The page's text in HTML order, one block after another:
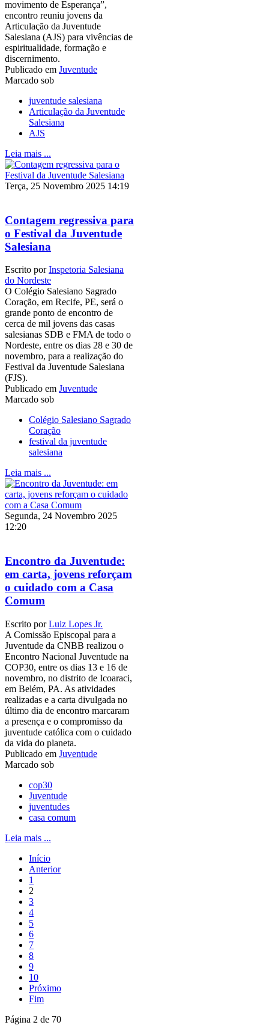
movimento de Esperança”,
encontro reuniu jovens da
Articulação da Juventude
Salesiana (AJS) para vivências de
espiritualidade, formação e
discernimento.
Publicado em Juventude
Marcado sob
juventude salesiana
Articulação da Juventude
Salesiana
AJS
Leia mais ...
Terça, 25 Novembro 2025 14:19
Contagem regressiva para
o Festival da Juventude
Salesiana
Escrito porInspetoria Salesiana
do Nordeste
O Colégio Salesiano Sagrado
Coração, em Recife, PE, será o
grande ponto de encontro de
cerca de mil jovens das casas
salesianas SDB e FMA de todo o
Nordeste, entre os dias 28 e 30 de
novembro, para a realização do
Festival da Juventude Salesiana
(FJS).
Publicado em Juventude
Marcado sob
Colégio Salesiano Sagrado
Coração
festival da juventude
salesiana
Leia mais ...
Segunda, 24 Novembro 2025
12:20
Encontro da Juventude:
em carta, jovens reforçam
o cuidado com a Casa
Comum
Escrito porLuiz Lopes Jr.
A Comissão Episcopal para a
Juventude da CNBB realizou o
Encontro Nacional Juventude na
COP30, entre os dias 13 e 16 de
novembro, no distrito de Icoaraci,
em Belém, PA. As atividades
realizadas e a carta divulgada no
último dia de encontro marcaram
a presença e o compromisso da
juventude católica com o cuidado
da vida do planeta.
Publicado em Juventude
Marcado sob
cop30
Juventude
juventudes
casa comum
Leia mais ...
Início
Anterior
1
2
3
4
5
6
7
8
9
10
Próximo
Fim
Página 2 de 70